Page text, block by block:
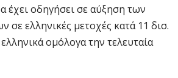
έχει οδηγήσει σε αύξηση των
σε ελληνικές μετοχές κατά 11 δισ.
ομόλογα την τελευταία